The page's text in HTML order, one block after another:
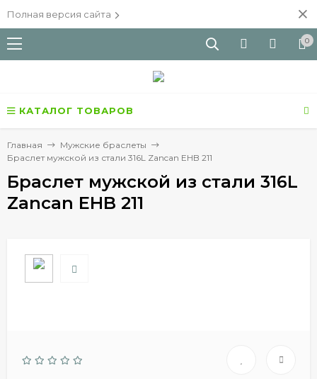
Полная версия сайта
0
КАТАЛОГ ТОВАРОВ
Главная
Мужские браслеты
Браслет мужской из стали 316L Zancan EHB 211
Браслет мужской из стали 316L
Zancan EHB 211